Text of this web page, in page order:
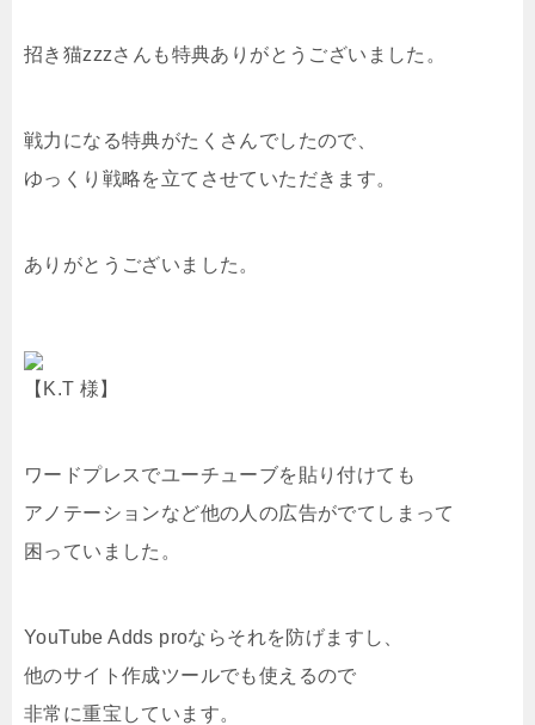
招き猫zzzさんも特典ありがとうございました。
戦力になる特典がたくさんでしたので、
ゆっくり戦略を立てさせていただきます。
ありがとうございました。
【K.T 様】
ワードプレスでユーチューブを貼り付けても
アノテーションなど他の人の広告がでてしまって
困っていました。
YouTube Adds proならそれを防げますし、
他のサイト作成ツールでも使えるので
非常に重宝しています。